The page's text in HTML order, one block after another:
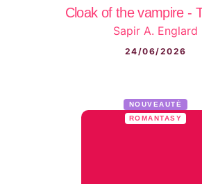
Cloak of the vampire -
Sapir A. Englard
24/06/2026
NOUVEAUTÉ
ROMANTASY